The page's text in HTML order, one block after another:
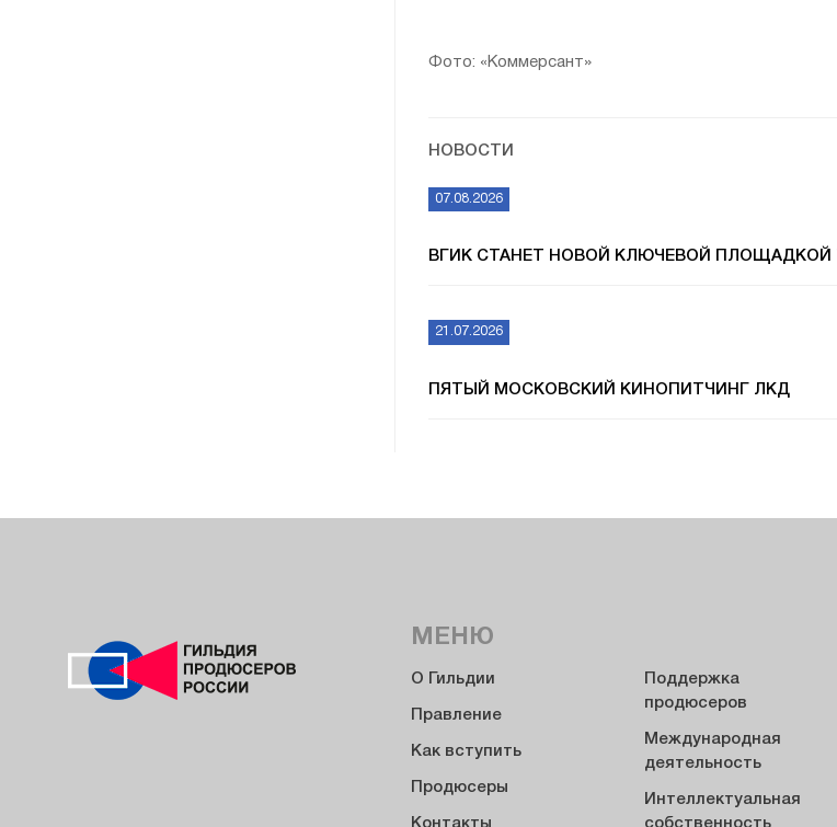
Фото: «Коммерсант»
НОВОСТИ
07.08.2026
ВГИК СТАНЕТ НОВОЙ КЛЮЧЕВОЙ ПЛОЩАДКОЙ
21.07.2026
ПЯТЫЙ МОСКОВСКИЙ КИНОПИТЧИНГ ЛКД
МЕНЮ
О Гильдии
Правление
Как вступить
Продюсеры
Поддержка
продюсеров
Международная
деятельность
Интеллектуальная